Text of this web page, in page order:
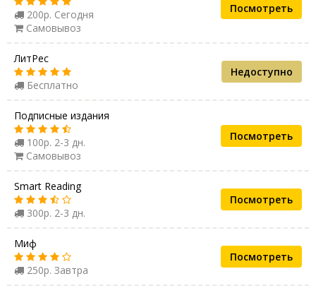
200р. Сегодня
Самовывоз
Посмотреть
ЛитРес
Бесплатно
Недоступно
Подписные издания
100р. 2-3 дн.
Самовывоз
Посмотреть
Smart Reading
300р. 2-3 дн.
Посмотреть
Миф
250р. Завтра
Посмотреть